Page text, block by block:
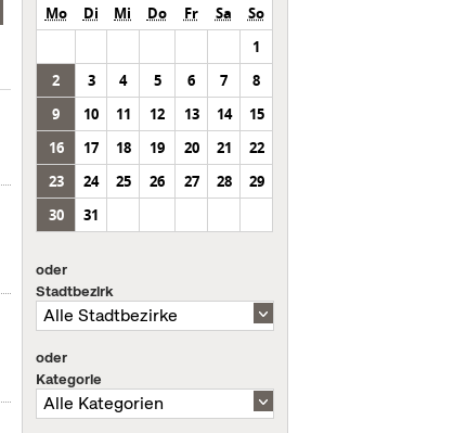
Mo Di Mi Do Fr Sa
So
1
2
3 4 5 6 7
8
9
10 11 12 13 14
15
16
17 18 19 20 21
22
23
24 25 26 27 28
29
30
31
oder
Stadtbezirk
oder
Kategorie